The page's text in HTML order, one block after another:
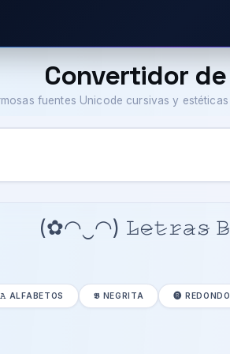
Convertidor
fuentes Unicode cursivas y
(✿◠‿◠) 𝙻̷𝚎̷𝚝̷𝚛̷𝚊̷𝚜̷
𝙰 ALFABETOS 𝕭 NEGRITA 🅡 REDONDO